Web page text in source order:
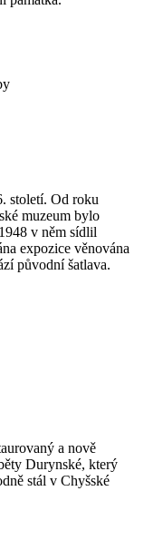
století. Od roku
muzeum bylo
v něm sídlil
expozice věnována
původní šatlava.
a nově
Durynské, který
stál v Chyšské